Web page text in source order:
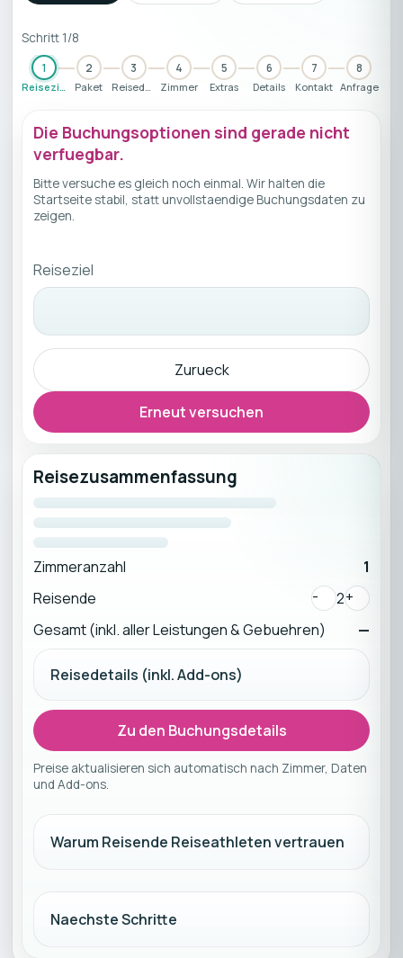
Schritt 1/8
1
Reiseziel
2
Paket
3
Reisedaten
4
Zimmer
5
Extras
6
Details
7
Kontakt
8
Anfrage
Die Buchungsoptionen sind gerade nicht
verfuegbar.
Bitte versuche es gleich noch einmal. Wir halten die
Startseite stabil, statt unvollstaendige Buchungsdaten zu
zeigen.
Reiseziel
Zurueck
Erneut versuchen
Reisezusammenfassung
Zimmeranzahl
1
Reisende
- 2+
Gesamt (inkl. aller Leistungen & Gebuehren)
—
Reisedetails (inkl. Add-ons)
Zu den Buchungsdetails
Preise aktualisieren sich automatisch nach Zimmer, Daten
und Add-ons.
Warum Reisende Reiseathleten vertrauen
Naechste Schritte